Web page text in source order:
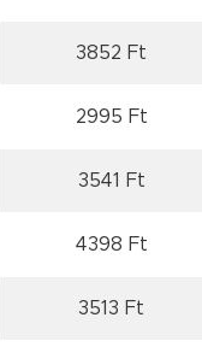
3852 Ft
2995 Ft
3541 Ft
4398 Ft
3513 Ft